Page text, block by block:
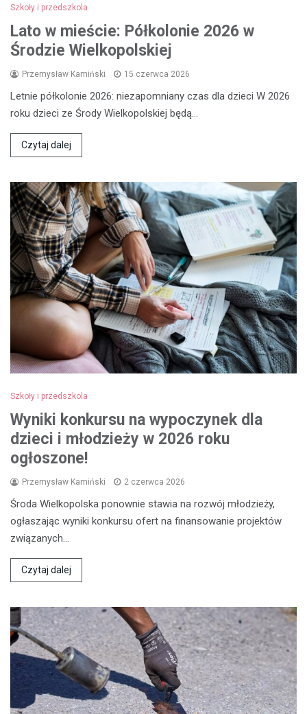
Szkoły i przedszkola
Lato w mieście: Półkolonie 2026 w
Środzie Wielkopolskiej
Przemysław Kamiński 15 czerwca 2026
Letnie półkolonie 2026: niezapomniany czas dla dzieci W 2026
roku dzieci ze Środy Wielkopolskiej będą…
Czytaj dalej
Szkoły i przedszkola
Wyniki konkursu na wypoczynek dla
dzieci i młodzieży w 2026 roku
ogłoszone!
Przemysław Kamiński 2 czerwca 2026
Środa Wielkopolska ponownie stawia na rozwój młodzieży,
ogłaszając wyniki konkursu ofert na finansowanie projektów
związanych…
Czytaj dalej